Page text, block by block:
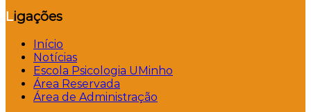
Ligações
Início
Notícias
Escola Psicologia UMinho
Área Reservada
Área de Administração